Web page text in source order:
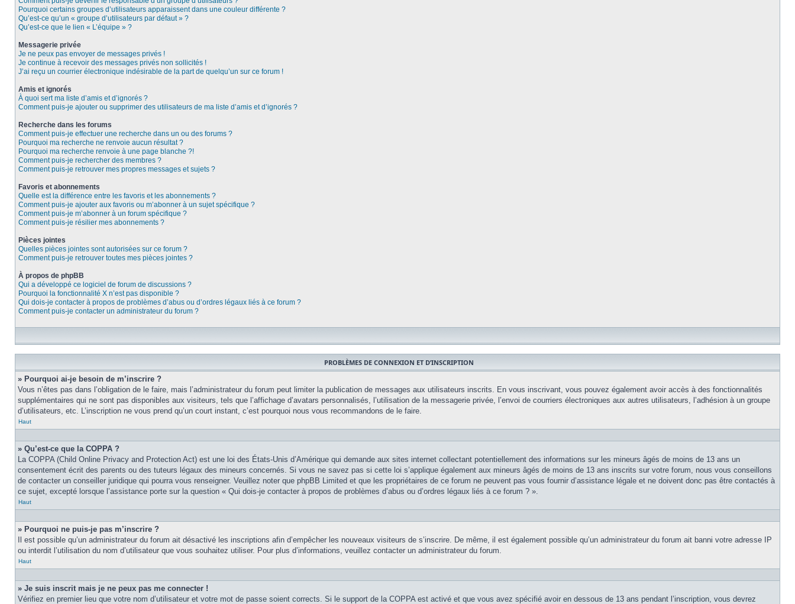
Pourquoi certains groupes d’utilisateurs apparaissent dans une couleur différente ?
Qu’est-ce qu’un « groupe d’utilisateurs par défaut » ?
Qu’est-ce que le lien « L’équipe » ?
Messagerie privée
Je ne peux pas envoyer de messages privés !
Je continue à recevoir des messages privés non sollicités !
J’ai reçu un courrier électronique indésirable de la part de quelqu’un sur ce forum !
Amis et ignorés
À quoi sert ma liste d’amis et d’ignorés ?
Comment puis-je ajouter ou supprimer des utilisateurs de ma liste d’amis et d’ignorés ?
Recherche dans les forums
Comment puis-je effectuer une recherche dans un ou des forums ?
Pourquoi ma recherche ne renvoie aucun résultat ?
Pourquoi ma recherche renvoie à une page blanche ?!
Comment puis-je rechercher des membres ?
Comment puis-je retrouver mes propres messages et sujets ?
Favoris et abonnements
Quelle est la différence entre les favoris et les abonnements ?
Comment puis-je ajouter aux favoris ou m’abonner à un sujet spécifique ?
Comment puis-je m’abonner à un forum spécifique ?
Comment puis-je résilier mes abonnements ?
Pièces jointes
Quelles pièces jointes sont autorisées sur ce forum ?
Comment puis-je retrouver toutes mes pièces jointes ?
À propos de phpBB
Qui a développé ce logiciel de forum de discussions ?
Pourquoi la fonctionnalité X n’est pas disponible ?
Qui dois-je contacter à propos de problèmes d’abus ou d’ordres légaux liés à ce forum ?
Comment puis-je contacter un administrateur du forum ?
PROBLÈMES DE CONNEXION ET D’INSCRIPTION
» Pourquoi ai-je besoin de m’inscrire ?
Vous n’êtes pas dans l’obligation de le faire, mais l’administrateur du forum peut limiter la publication de messages aux utilisateurs inscrits. En vous inscrivant, vous pouvez également avoir accès à des fonctionnalités
supplémentaires qui ne sont pas disponibles aux visiteurs, tels que l’affichage d’avatars personnalisés, l’utilisation de la messagerie privée, l’envoi de courriers électroniques aux autres utilisateurs, l’adhésion à un groupe
d’utilisateurs, etc. L’inscription ne vous prend qu’un court instant, c’est pourquoi nous vous recommandons de le faire.
Haut
» Qu’est-ce que la COPPA ?
La COPPA (Child Online Privacy and Protection Act) est une loi des États-Unis d’Amérique qui demande aux sites internet collectant potentiellement des informations sur les mineurs âgés de moins de 13 ans un
consentement écrit des parents ou des tuteurs légaux des mineurs concernés. Si vous ne savez pas si cette loi s’applique également aux mineurs âgés de moins de 13 ans inscrits sur votre forum, nous vous conseillons
de contacter un conseiller juridique qui pourra vous renseigner. Veuillez noter que phpBB Limited et que les propriétaires de ce forum ne peuvent pas vous fournir d’assistance légale et ne doivent donc pas être contactés à
ce sujet, excepté lorsque l’assistance porte sur la question « Qui dois-je contacter à propos de problèmes d’abus ou d’ordres légaux liés à ce forum ? ».
Haut
» Pourquoi ne puis-je pas m’inscrire ?
Il est possible qu’un administrateur du forum ait désactivé les inscriptions afin d’empêcher les nouveaux visiteurs de s’inscrire. De même, il est également possible qu’un administrateur du forum ait banni votre adresse IP
ou interdit l’utilisation du nom d’utilisateur que vous souhaitez utiliser. Pour plus d’informations, veuillez contacter un administrateur du forum.
Haut
» Je suis inscrit mais je ne peux pas me connecter !
Vérifiez en premier lieu que votre nom d’utilisateur et votre mot de passe soient corrects. Si le support de la COPPA est activé et que vous avez spécifié avoir en dessous de 13 ans pendant l’inscription, vous devrez